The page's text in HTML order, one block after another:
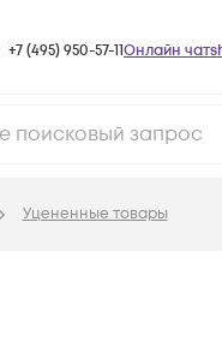
+7 (495) 950-57-11Онлайн чат
Уцененные товары